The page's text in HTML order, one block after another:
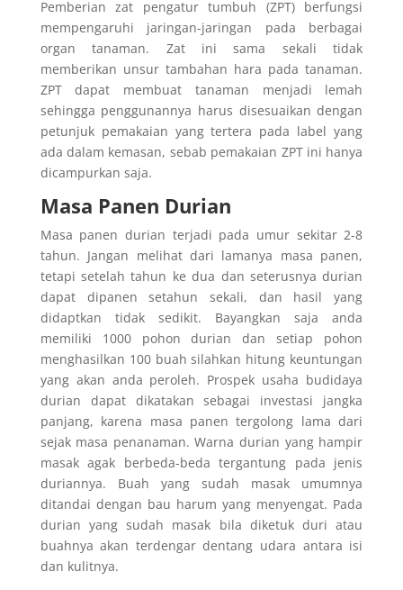
Pemberian zat pengatur tumbuh (ZPT) berfungsi
mempengaruhi jaringan-jaringan pada berbagai
organ tanaman. Zat ini sama sekali tidak
memberikan unsur tambahan hara pada tanaman.
ZPT dapat membuat tanaman menjadi lemah
sehingga penggunannya harus disesuaikan dengan
petunjuk pemakaian yang tertera pada label yang
ada dalam kemasan, sebab pemakaian ZPT ini hanya
dicampurkan saja.
Masa Panen Durian
Masa panen durian terjadi pada umur sekitar 2-8
tahun. Jangan melihat dari lamanya masa panen,
tetapi setelah tahun ke dua dan seterusnya durian
dapat dipanen setahun sekali, dan hasil yang
didaptkan tidak sedikit. Bayangkan saja anda
memiliki 1000 pohon durian dan setiap pohon
menghasilkan 100 buah silahkan hitung keuntungan
yang akan anda peroleh. Prospek usaha budidaya
durian dapat dikatakan sebagai investasi jangka
panjang, karena masa panen tergolong lama dari
sejak masa penanaman. Warna durian yang hampir
masak agak berbeda-beda tergantung pada jenis
duriannya. Buah yang sudah masak umumnya
ditandai dengan bau harum yang menyengat. Pada
durian yang sudah masak bila diketuk duri atau
buahnya akan terdengar dentang udara antara isi
dan kulitnya.